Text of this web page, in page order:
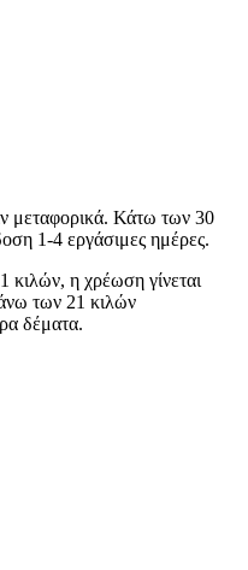
μεταφορικά. Κάτω των 30
1-4 εργάσιμες ημέρες.
κιλών, η χρέωση γίνεται
των 21 κιλών
δέματα.